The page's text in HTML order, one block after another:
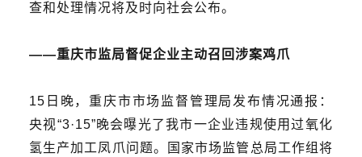
查和处理情况将及时向社会公布。
——重庆市监局督促企业主动召回涉案鸡爪
15日晚，重庆市市场监督管理局发布情况通报：
央视“3·15”晚会曝光了我市一企业违规使用过氧化
氢 生产加工凤爪问题。
国家市场监管总局工作组将